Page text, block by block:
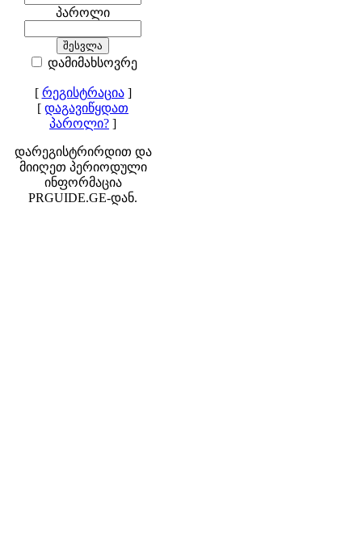
პაროლი
დამიმახსოვრე
[ რეგისტრაცია]
[ დაგავიწყდათ
პაროლი? ]
დარეგისტრირდით და
მიიღეთ პერიოდული
ინფორმაცია
PRGUIDE.GE-დან.